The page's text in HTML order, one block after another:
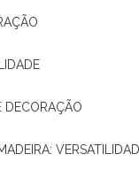
DECORAÇÃO